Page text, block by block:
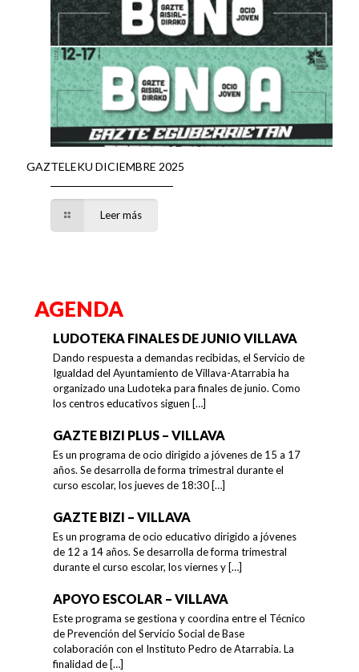
GAZTELEKU DICIEMBRE 2025
Leer más
AGENDA
LUDOTEKA FINALES DE JUNIO VILLAVA
Dando respuesta a demandas recibidas, el Servicio de
Igualdad del Ayuntamiento de Villava-Atarrabia ha
organizado una Ludoteka para finales de junio. Como
los centros educativos siguen […]
GAZTE BIZI PLUS – VILLAVA
Es un programa de ocio dirigido a jóvenes de 15 a 17
años. Se desarrolla de forma trimestral durante el
curso escolar, los jueves de 18:30 […]
GAZTE BIZI – VILLAVA
Es un programa de ocio educativo dirigido a jóvenes
de 12 a 14 años. Se desarrolla de forma trimestral
durante el curso escolar, los viernes y […]
APOYO ESCOLAR – VILLAVA
Este programa se gestiona y coordina entre el Técnico
de Prevención del Servicio Social de Base
colaboración con el Instituto Pedro de Atarrabia. La
finalidad de […]